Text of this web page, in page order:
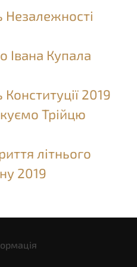
Незалежності
Івана Купала
2019
Трійцю
літнього
2019